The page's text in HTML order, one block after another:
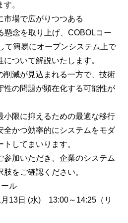
。
場で広がりつつある
懸念を取り上げ、COBOLコー
て簡易にオープンシステム上で
ついて解説いたします。
減が見込まれる一方で、技術
性の問題が顕在化する可能性が
限に抑えるための最適な移行
全かつ効率的にシステムをモダ
してまいります。
加いただき、企業のシステム
をご確認ください。
ル
13日 (水) 13:00～14:25（リ